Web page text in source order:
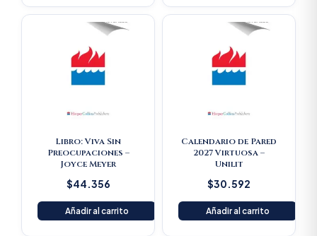
Libro: Viva Sin
Preocupaciones –
Joyce Meyer
$44.356
Añadir al carrito
Calendario de Pared
2027 Virtuosa –
Unilit
$30.592
Añadir al carrito